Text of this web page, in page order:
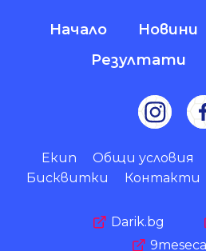
Начало Новини
Резултати
Екип Общи условия
Бисквитки
Контакти
Darik.bg